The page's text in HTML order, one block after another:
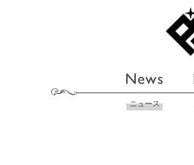
ニュース